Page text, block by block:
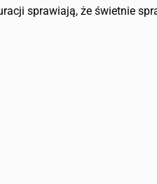
sprawiają, że świetnie